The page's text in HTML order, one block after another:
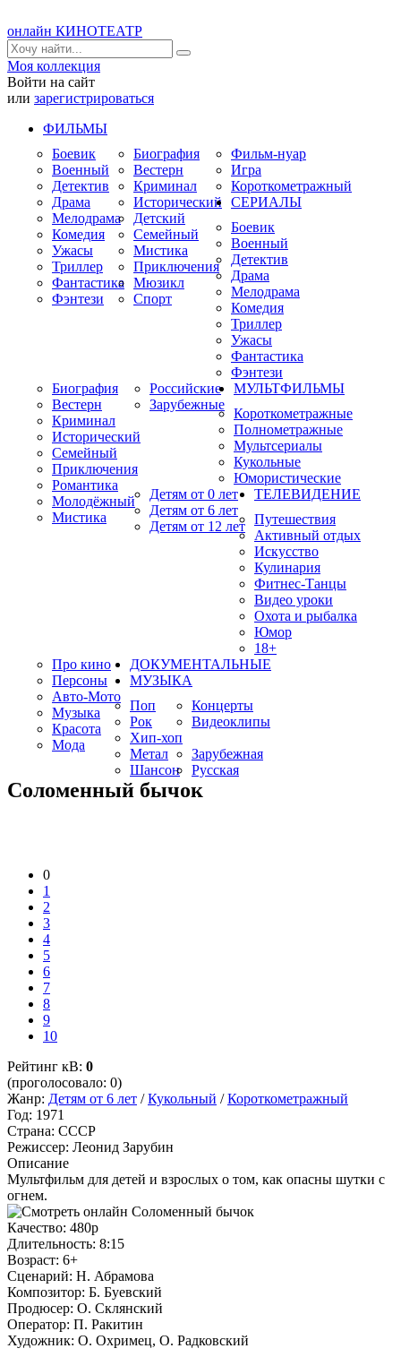
онлайн КИНОТЕАТР
Моя коллекция
Войти на сайт
или зарегистрироваться
ФИЛЬМЫ
Боевик
Военный
Детектив
Драма
Мелодрама
Комедия
Ужасы
Триллер
Фантастика
Фэнтези
Биография
Вестерн
Криминал
Исторический
Детский
Семейный
Мистика
Приключения
Мюзикл
Спорт
Фильм-нуар
Игра
Короткометражный
СЕРИАЛЫ
Боевик
Военный
Детектив
Драма
Мелодрама
Комедия
Триллер
Ужасы
Фантастика
Фэнтези
Биография
Вестерн
Криминал
Исторический
Семейный
Приключения
Романтика
Молодёжный
Мистика
Российские
Зарубежные
МУЛЬТФИЛЬМЫ
Короткометражные
Полнометражные
Мультсериалы
Кукольные
Юмористические
Детям от 0 лет
Детям от 6 лет
Детям от 12 лет
ТЕЛЕВИДЕНИЕ
Путешествия
Активный отдых
Искусство
Кулинария
Фитнес-Танцы
Видео уроки
Охота и рыбалка
Юмор
18+
Про кино
Персоны
Авто-Мото
Музыка
Красота
Мода
ДОКУМЕНТАЛЬНЫЕ
МУЗЫКА
Поп
Рок
Хип-хоп
Метал
Шансон
Концерты
Видеоклипы
Зарубежная
Русская
Соломенный бычок
0
1
2
3
4
5
6
7
8
9
10
Рейтинг кВ: 0
(проголосовало: 0)
Жанр: Детям от 6 лет /Кукольный /Короткометражный
Год: 1971
Страна: СССР
Режиссер: Леонид Зарубин
Описание
Мультфильм для детей и взрослых о том, как опасны шутки с
огнем.
Качество: 480p
Длительность: 8:15
Возраст: 6+
Сценарий: Н. Абрамова
Композитор: Б. Буевский
Продюсер: О. Склянский
Оператор: П. Ракитин
Художник: О. Охримец, О. Радковский